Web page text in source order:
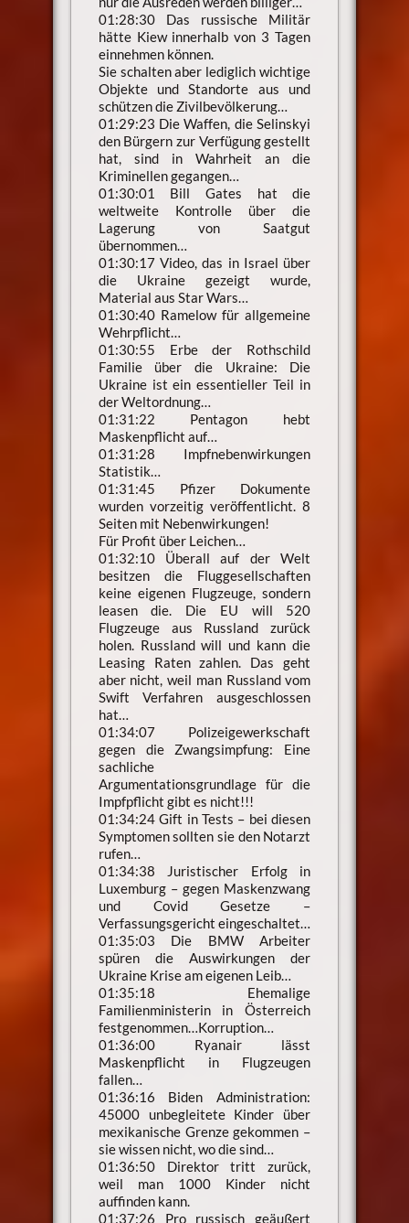
01:28:30 Das russische Militär
hätte Kiew innerhalb von 3 Tagen
einnehmen können.
Sie schalten aber lediglich wichtige
Objekte und Standorte aus und
schützen die Zivilbevölkerung…
01:29:23 Die Waffen, die Selinskyi
den Bürgern zur Verfügung gestellt
hat, sind in Wahrheit an die
Kriminellen gegangen…
01:30:01 Bill Gates hat die
weltweite Kontrolle über die
Lagerung von Saatgut
übernommen…
01:30:17 Video, das in Israel über
die Ukraine gezeigt wurde,
Material aus Star Wars…
01:30:40 Ramelow für allgemeine
Wehrpflicht…
01:30:55 Erbe der Rothschild
Familie über die Ukraine: Die
Ukraine ist ein essentieller Teil in
der Weltordnung…
01:31:22 Pentagon hebt
Maskenpflicht auf…
01:31:28 Impfnebenwirkungen
Statistik…
01:31:45 Pfizer Dokumente
wurden vorzeitig veröffentlicht. 8
Seiten mit Nebenwirkungen!
Für Profit über Leichen…
01:32:10 Überall auf der Welt
besitzen die Fluggesellschaften
keine eigenen Flugzeuge, sondern
leasen die. Die EU will 520
Flugzeuge aus Russland zurück
holen. Russland will und kann die
Leasing Raten zahlen. Das geht
aber nicht, weil man Russland vom
Swift Verfahren ausgeschlossen
hat…
01:34:07 Polizeigewerkschaft
gegen die Zwangsimpfung: Eine
sachliche
Argumentationsgrundlage für die
Impfpflicht gibt es nicht!!!
01:34:24 Gift in Tests – bei diesen
Symptomen sollten sie den Notarzt
rufen…
01:34:38 Juristischer Erfolg in
Luxemburg – gegen Maskenzwang
und Covid Gesetze –
Verfassungsgericht eingeschaltet…
01:35:03 Die BMW Arbeiter
spüren die Auswirkungen der
Ukraine Krise am eigenen Leib…
01:35:18 Ehemalige
Familienministerin in Österreich
festgenommen…Korruption…
01:36:00 Ryanair lässt
Maskenpflicht in Flugzeugen
fallen…
01:36:16 Biden Administration:
45000 unbegleitete Kinder über
mexikanische Grenze gekommen –
sie wissen nicht, wo die sind…
01:36:50 Direktor tritt zurück,
weil man 1000 Kinder nicht
auffinden kann.
01:37:26 Pro russisch geäußert